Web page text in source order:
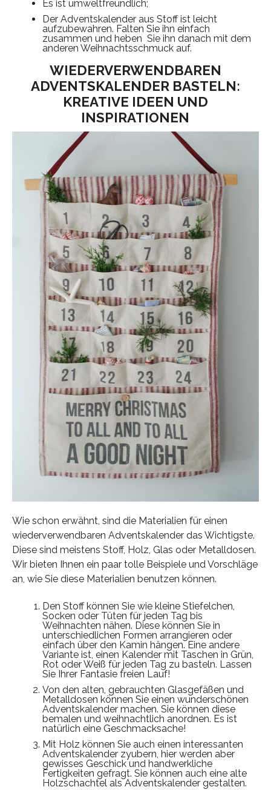
Es ist umweltfreundlich;
Der Adventskalender aus Stoff ist leicht
aufzubewahren. Falten Sie ihn einfach
zusammen und heben Sie ihn danach mit dem
anderen Weihnachtsschmuck auf.
WIEDERVERWENDBAREN
ADVENTSKALENDER BASTELN:
KREATIVE IDEEN UND
INSPIRATIONEN
Wie schon erwähnt, sind die Materialien für einen
wiederverwendbaren Adventskalender das Wichtigste.
Diese sind meistens Stoff, Holz, Glas oder Metalldosen.
Wir bieten Ihnen ein paar tolle Beispiele und Vorschläge
an, wie Sie diese Materialien benutzen können.
Den Stoff können Sie wie kleine Stiefelchen,
Socken oder Tüten für jeden Tag bis
Weihnachten nähen. Diese können Sie in
unterschiedlichen Formen arrangieren oder
einfach über den Kamin hängen. Eine andere
Variante ist, einen Kalender mit Taschen in Grün,
Rot oder Weiß für jeden Tag zu basteln. Lassen
Sie Ihrer Fantasie freien Lauf!
Von den alten, gebrauchten Glasgefäßen und
Metalldosen können Sie einen wunderschönen
Adventskalender machen. Sie können diese
bemalen und weihnachtlich anordnen. Es ist
natürlich eine Geschmacksache!
Mit Holz können Sie auch einen interessanten
Adventskalender zyubern, hier werden aber
gewisses Geschick und handwerkliche
Fertigkeiten gefragt. Sie können auch eine alte
Holzschachtel als Adventskalender gestalten.